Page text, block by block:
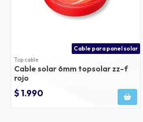
Cable para panel solar
Top cable
Cable solar 6mm topsolar zz-f
rojo
$ 1.990